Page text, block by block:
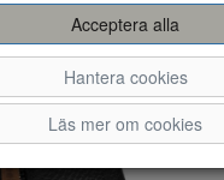
Acceptera alla
Hantera cookies
Läs mer om cookies